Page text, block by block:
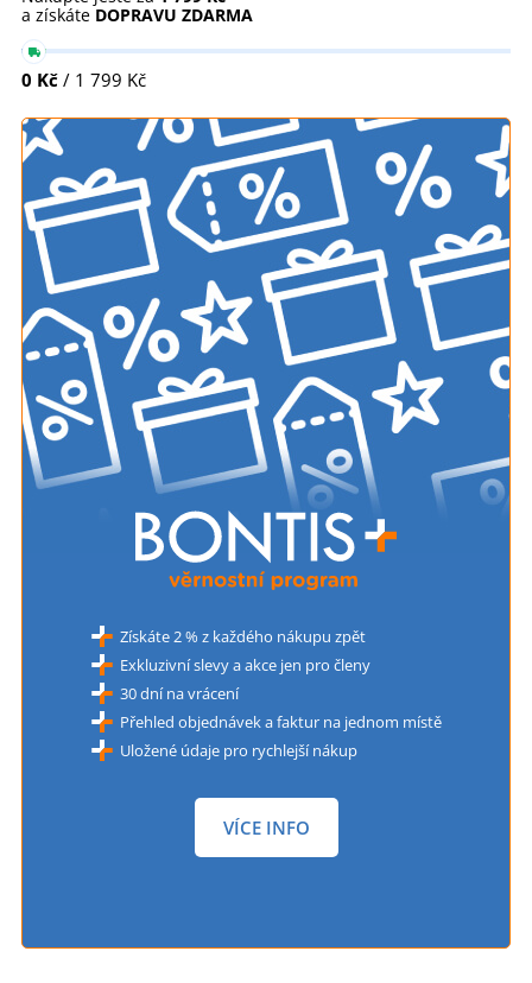
a získáte DOPRAVU ZDARMA
0 Kč / 1 799 Kč
Získáte 2 % z každého nákupu zpět
Exkluzivní slevy a akce jen pro členy
30 dní na vrácení
Přehled objednávek a faktur na jednom místě
Uložené údaje pro rychlejší nákup
VÍCE INFO